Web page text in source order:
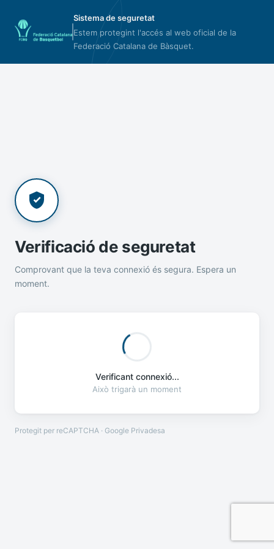
Sistema de seguretat
Estem protegint l'accés al web oficial de la
Federació Catalana de Bàsquet.
Verificació de seguretat
Comprovant que la teva connexió és segura. Espera un
moment.
Verificant connexió...
Això trigarà un moment
Protegit per reCAPTCHA · Google Privadesa